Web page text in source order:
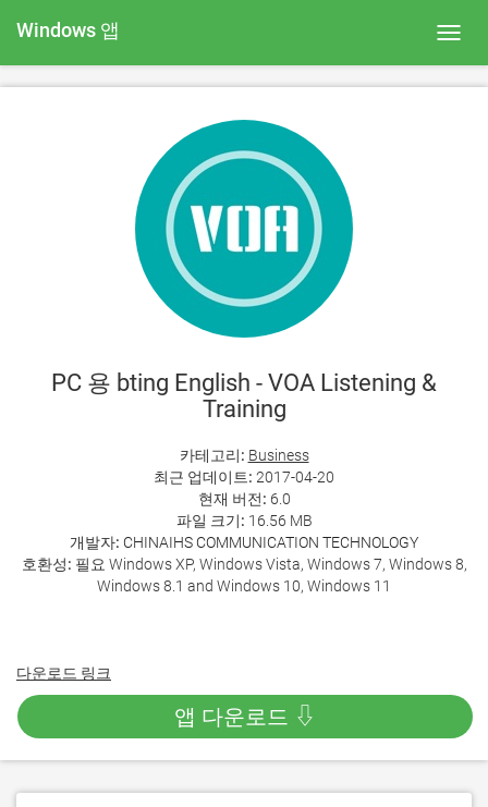
Windows 앱
PC 용 bting English - VOA Listening &
Training
카테고리: Business
최근 업데이트: 2017-04-20
현재 버전: 6.0
파일 크기: 16.56 MB
개발자: CHINAIHS COMMUNICATION TECHNOLOGY
호환성: 필요 Windows XP, Windows Vista, Windows 7, Windows 8,
Windows 8.1 and Windows 10, Windows 11
다운로드 링크
앱 다운로드 ⇩